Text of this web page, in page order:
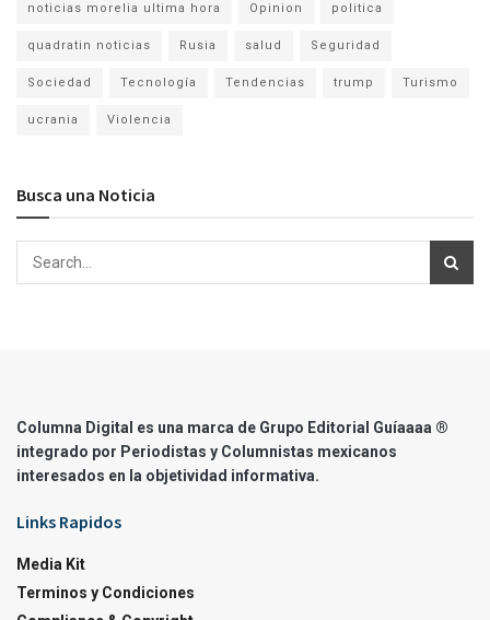
noticias morelia ultima hora Opinion politica
quadratin noticias Rusia salud Seguridad
Sociedad Tecnología Tendencias trump Turismo
ucrania Violencia
Busca una Noticia
Columna Digital es una marca de Grupo Editorial Guíaaaa ®
integrado por Periodistas y Columnistas mexicanos
interesados en la objetividad informativa.
Links Rapidos
Media Kit
Terminos y Condiciones